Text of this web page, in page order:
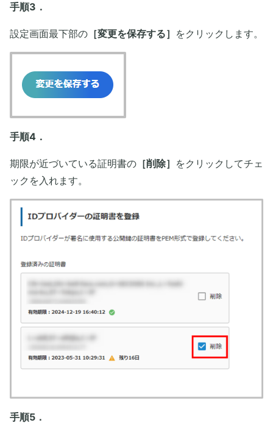
手順3．
設定画面最下部の ［変更を保存する］ をクリックします。
手順4．
期限が近づいている証明書の ［削除］ をクリックしてチェ
ックを入れます。
手順5．